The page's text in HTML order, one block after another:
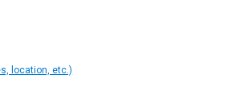
location, etc.)